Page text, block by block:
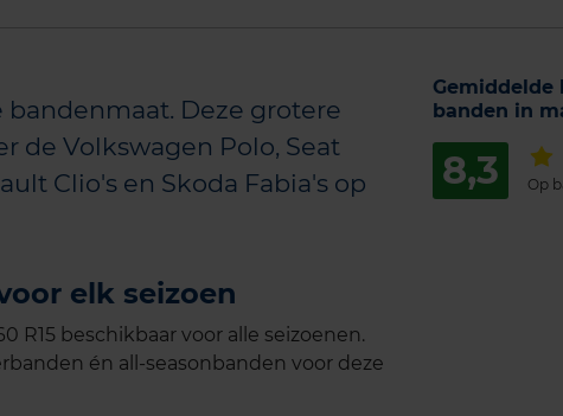
bandenmaat. Deze grotere
de Volkswagen Polo, Seat
Clio's en Skoda Fabia's op
elk seizoen
R15 beschikbaar voor alle seizoenen.
én all-seasonbanden voor deze
Gemiddelde
banden in
8,3 Op